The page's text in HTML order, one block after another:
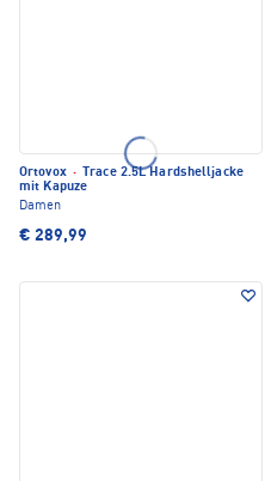
Ortovox ·
Trace 2.5L Hardshelljacke
mit Kapuze
Damen
€ 289,99